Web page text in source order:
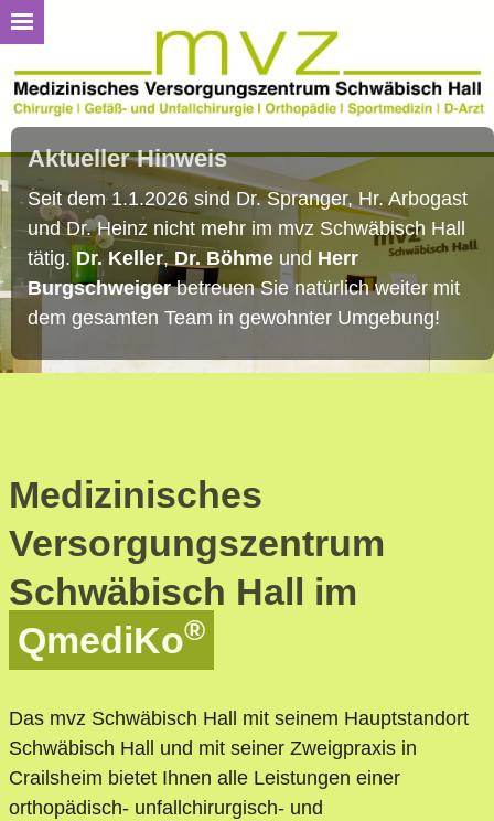
Aktueller Hinweis
Seit dem 1.1.2026 sind Dr. Spranger, Hr. Arbogast
und Dr. Heinz nicht mehr im mvz Schwäbisch Hall
tätig. Dr. Keller,Dr. Böhme und Herr
Burgschweigerbetreuen Sie natürlich weiter mit
dem gesamten Team in gewohnter Umgebung!
Medizinisches
Versorgungszentrum
Schwäbisch Hall im
QmediKo®
Das mvz Schwäbisch Hall mit seinem Hauptstandort
Schwäbisch Hall und mit seiner Zweigpraxis in
Crailsheim bietet Ihnen alle Leistungen einer
orthopädisch- unfallchirurgisch- und